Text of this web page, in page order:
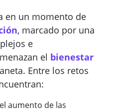
en un momento de
, marcado por una
e
el bienestar
Entre los retos
el aumento de las